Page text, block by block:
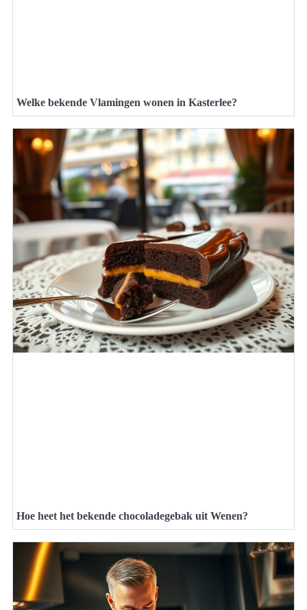
Welke bekende Vlamingen wonen in Kasterlee?
Hoe heet het bekende chocoladegebak uit Wenen?